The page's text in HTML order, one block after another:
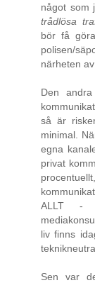
något som
trådlösa
bör få
polisen/
närheten
Den
så är
minimal.
egna
privat
ALLT -
liv finns
Sen var